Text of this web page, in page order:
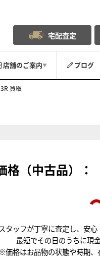
宅配査定
店舗のご案内▼ ブログ
買取
格（中古品）：
タッフが丁寧に査定し、安心
最短でその日のうちに現
※価格はお品物の状態や時期、